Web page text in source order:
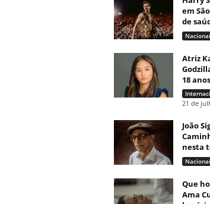
em
de
Atriz
18
21 de
João
nesta
Que
Ama